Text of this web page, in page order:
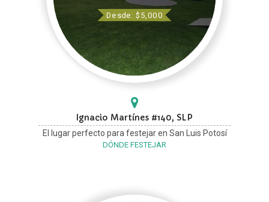
Desde: $5,000
Ignacio Martínes #140, SLP
El lugar perfecto para festejar en San Luis Potosí
DÓNDE FESTEJAR